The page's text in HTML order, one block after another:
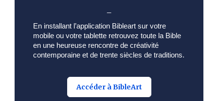
En installant l’application Bibleart sur votre
mobile ou votre tablette retrouvez toute la Bible
en une heureuse rencontre de créativité
contemporaine et de trente siècles de traditions.
Accéder à BibleArt